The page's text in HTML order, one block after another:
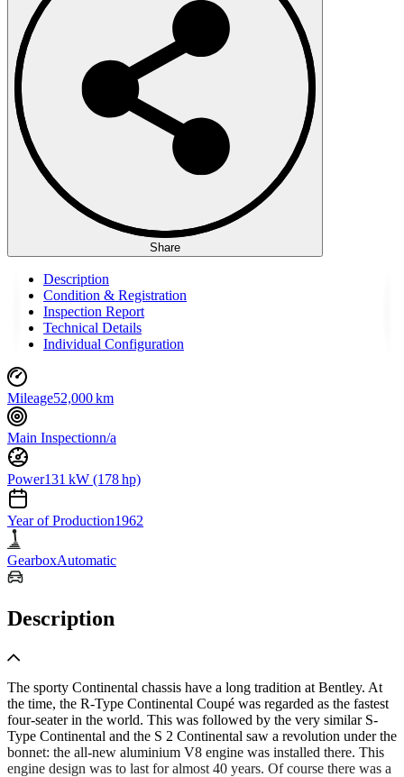
Share
Description
Condition & Registration
Inspection Report
Technical Details
Individual Configuration
Mileage52,000 km
Main Inspectionn/a
Power131 kW (178 hp)
Year of Production1962
GearboxAutomatic
Description
The sporty Continental chassis have a long tradition at Bentley. At
the time, the R-Type Continental Coupé was regarded as the fastest
four-seater in the world. This was followed by the very similar S-
Type Continental and the S 2 Continental saw a revolution under the
bonnet: the all-new aluminium V8 engine was installed there. This
engine design was to last for almost 40 years. Of course there was a